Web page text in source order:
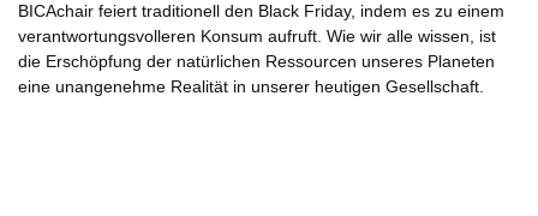
BICAchair feiert traditionell den Black Friday, indem es zu einem
verantwortungsvolleren Konsum aufruft. Wie wir alle wissen, ist
die Erschöpfung der natürlichen Ressourcen unseres Planeten
eine unangenehme Realität in unserer heutigen Gesellschaft.